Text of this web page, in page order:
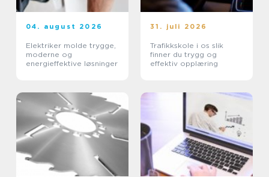
04. august 2026
Elektriker molde trygge,
moderne og
energieffektive løsninger
31. juli 2026
Trafikkskole i os slik
finner du trygg og
effektiv opplæring